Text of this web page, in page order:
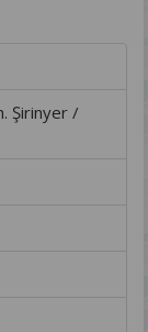
Şirinyer /